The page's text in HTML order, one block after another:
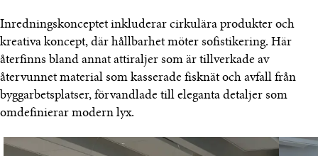
Inredningskonceptet inkluderar cirkulära produkter och
kreativa koncept, där hållbarhet möter sofistikering. Här
återfinns bland annat attiraljer som är tillverkade av
återvunnet material som kasserade fisknät och avfall från
byggarbetsplatser, förvandlade till eleganta detaljer som
omdefinierar modern lyx.